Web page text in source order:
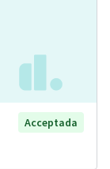
Acceptada